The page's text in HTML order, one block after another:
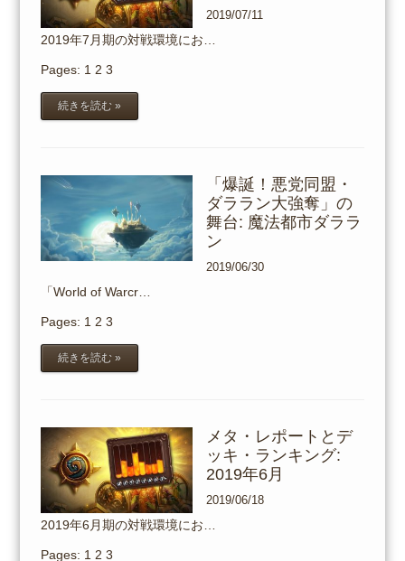
2019/07/11
2019年7月期の対戦環境にお…
Pages: 1 2 3
続きを読む »
「爆誕！悪党同盟・
ダララン大強奪」の
舞台: 魔法都市ダララ
ン
2019/06/30
「World of Warcr…
Pages: 1 2 3
続きを読む »
メタ・レポートとデ
ッキ・ランキング:
2019年6月
2019/06/18
2019年6月期の対戦環境にお…
Pages: 1 2 3